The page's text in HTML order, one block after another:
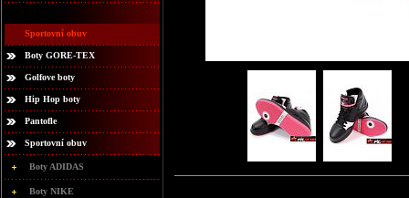
Sportovní obuv
Boty GORE-TEX
Golfove boty
Hip Hop boty
Pantofle
Sportovní obuv
Boty ADIDAS
Boty NIKE